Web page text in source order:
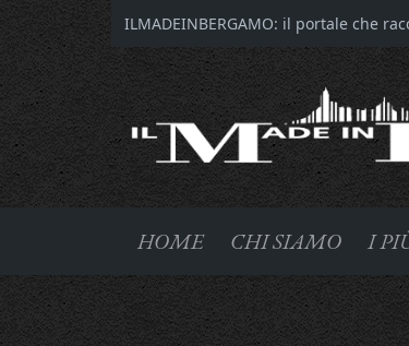
ILMADEINBERGAMO: il portale che
HOME CHI SIAMO I